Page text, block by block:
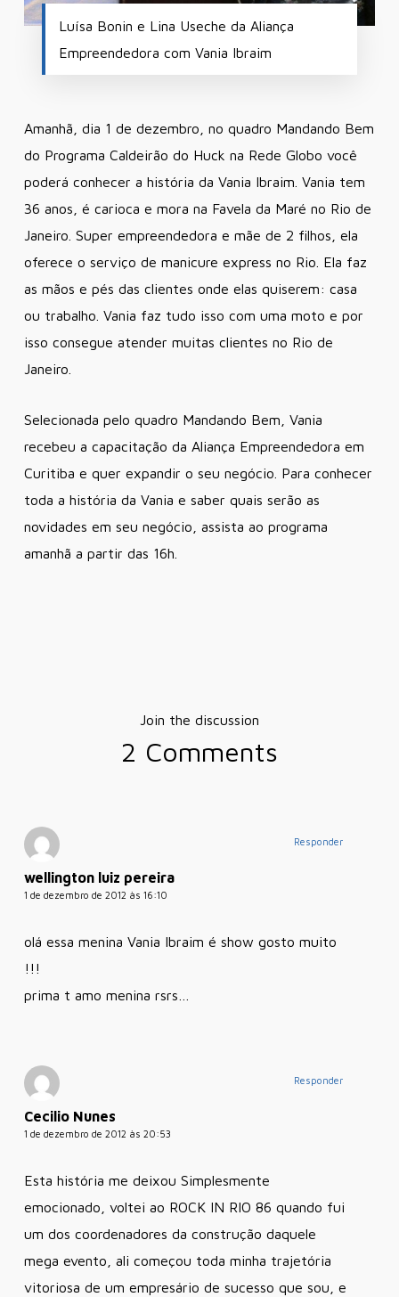
Luísa Bonin e Lina Useche da Aliança
Empreendedora com Vania Ibraim
Amanhã, dia 1 de dezembro, no quadro Mandando Bem
do Programa Caldeirão do Huck na Rede Globo você
poderá conhecer a história da Vania Ibraim. Vania tem
36 anos, é carioca e mora na Favela da Maré no Rio de
Janeiro. Super empreendedora e mãe de 2 filhos, ela
oferece o serviço de manicure express no Rio. Ela faz
as mãos e pés das clientes onde elas quiserem: casa
ou trabalho. Vania faz tudo isso com uma moto e por
isso consegue atender muitas clientes no Rio de
Janeiro.
Selecionada pelo quadro Mandando Bem, Vania
recebeu a capacitação da Aliança Empreendedora em
Curitiba e quer expandir o seu negócio. Para conhecer
toda a história da Vania e saber quais serão as
novidades em seu negócio, assista ao programa
amanhã a partir das 16h.
Join the discussion
2 Comments
wellington luiz pereira
1 de dezembro de 2012 às 16:10
olá essa menina Vania Ibraim é show gosto muito
!!!
prima t amo menina rsrs…
Responder
Cecilio Nunes
1 de dezembro de 2012 às 20:53
Esta história me deixou Simplesmente
emocionado, voltei ao ROCK IN RIO 86 quando fui
um dos coordenadores da construção daquele
mega evento, ali começou toda minha trajetória
vitoriosa de um empresário de sucesso que sou, e
Responder